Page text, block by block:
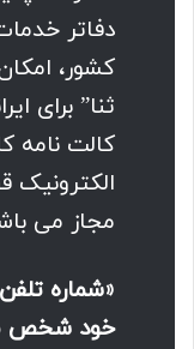
دفاتر
کشور،
ثنا” برای
کالت نامه
الکترونیک
مجاز می
«شماره
خود شخص